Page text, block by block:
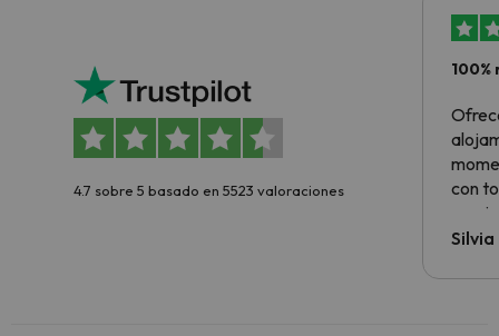
4.7 sobre 5 basado en 5523 valoraciones
con